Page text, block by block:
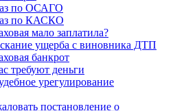
по ОСАГО
по КАСКО
мало заплатила?
ущерба с виновника ДТП
банкрот
требуют деньги
урегулирование
постановление о